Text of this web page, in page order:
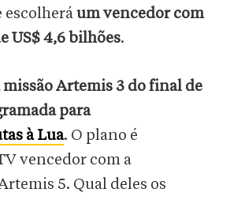
escolheráum vencedor com
US$ 4,6 bilhões.
missão Artemis 3 do final de
para
à Lua. O plano é
vencedor com a
5. Qual deles os